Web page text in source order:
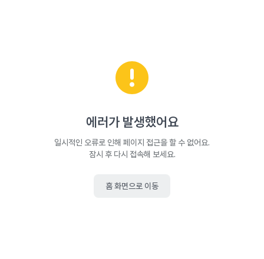
에러가 발생했어요
일시적인 오류로 인해 페이지 접근을 할 수 없어요.
잠시 후 다시 접속해 보세요.
홈 화면으로 이동